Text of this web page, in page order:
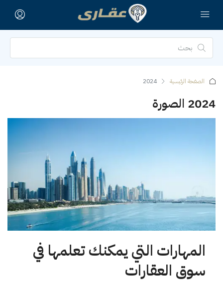
الصفحة الرئيسية 2024
المهارات التي يمكنك تعلمها في
سوق العقارات